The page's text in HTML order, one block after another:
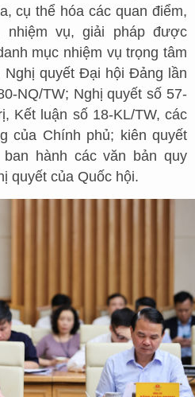
cụ thể hóa các quan điểm,
nhiệm vụ, giải pháp được
mục nhiệm vụ trọng tâm
quyết Đại hội Đảng lần
NQ/TW; Nghị quyết số 57-
Kết luận số 18-KL/TW, các
của Chính phủ; kiên quyết
hành các văn bản quy
quyết của Quốc hội.